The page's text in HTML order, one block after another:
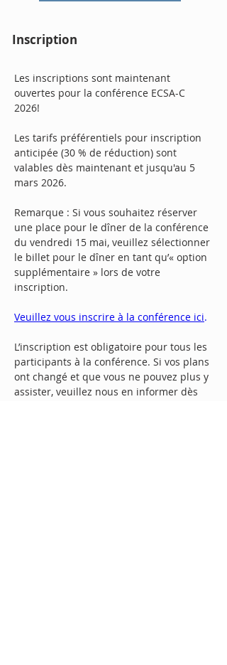
Inscription
Les inscriptions sont maintenant
ouvertes pour la conférence ECSA-C
2026!
Les tarifs préférentiels pour inscription
anticipée (30 % de réduction) sont
valables dès maintenant et jusqu'au 5
mars 2026.
Remarque : Si vous souhaitez réserver
une place pour le dîner de la conférence
du vendredi 15 mai, veuillez sélectionner
le billet pour le dîner en tant qu’« option
supplémentaire » lors de votre
inscription.
Veuillez vous inscrire à la conférence ici.
L’inscription est obligatoire pour tous les
participants à la conférence. Si vos plans
ont changé et que vous ne pouvez plus y
assister, veuillez nous en informer dès